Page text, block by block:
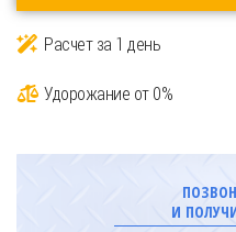
Расчет за 1 день
Удорожание от 0%
И